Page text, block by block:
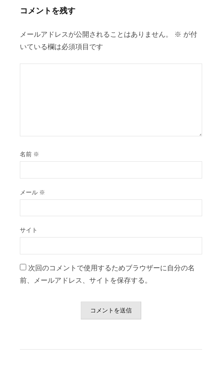
ン
コメントを残す
メールアドレスが公開されることはありません。 ※ が付
いている欄は必須項目です
名前 ※
メール ※
サイト
次回のコメントで使用するためブラウザーに自分の名
前、メールアドレス、サイトを保存する。